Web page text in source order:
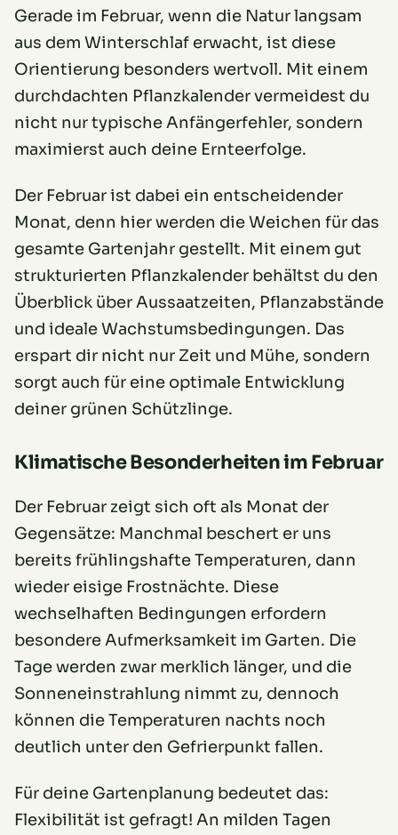
Gerade im Februar, wenn die Natur langsam
aus dem Winterschlaf erwacht, ist diese
Orientierung besonders wertvoll. Mit einem
durchdachten Pflanzkalender vermeidest du
nicht nur typische Anfängerfehler, sondern
maximierst auch deine Ernteerfolge.
Der Februar ist dabei ein entscheidender
Monat, denn hier werden die Weichen für das
gesamte Gartenjahr gestellt. Mit einem gut
strukturierten Pflanzkalender behältst du den
Überblick über Aussaatzeiten, Pflanzabstände
und ideale Wachstumsbedingungen. Das
erspart dir nicht nur Zeit und Mühe, sondern
sorgt auch für eine optimale Entwicklung
deiner grünen Schützlinge.
Klimatische Besonderheiten im Februar
Der Februar zeigt sich oft als Monat der
Gegensätze: Manchmal beschert er uns
bereits frühlingshafte Temperaturen, dann
wieder eisige Frostnächte. Diese
wechselhaften Bedingungen erfordern
besondere Aufmerksamkeit im Garten. Die
Tage werden zwar merklich länger, und die
Sonneneinstrahlung nimmt zu, dennoch
können die Temperaturen nachts noch
deutlich unter den Gefrierpunkt fallen.
Für deine Gartenplanung bedeutet das:
Flexibilität ist gefragt! An milden Tagen